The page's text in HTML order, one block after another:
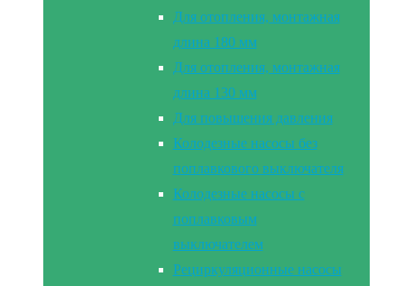
Для отопления, монтажная
длина 180 мм
Для отопления, монтажная
длина 130 мм
Для повышения давления
Колодезные насосы без
поплавкового выключателя
Колодезные насосы с
поплавковым
выключателем
Рециркуляционные насосы